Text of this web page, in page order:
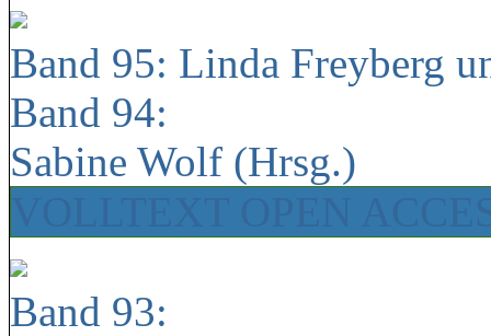
Band 95: Linda Freyberg
Band 94:
Sabine Wolf (Hrsg.)
Band 93: